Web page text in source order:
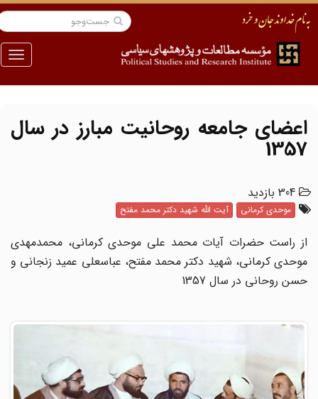
منو
اعضای جامعه روحانیت مبارز در سال
1357
304 بازدید
موحدی کرمانی آیت الله شهید دکتر محمد مفتح
از راست حضرات آیات محمد علی موحدی کرمانی، محمدمهدی
موحدی کرمانی، شهید دکتر محمد مفتح، عباسعلی عمید زنجانی و
حسن روحانی در سال 1357